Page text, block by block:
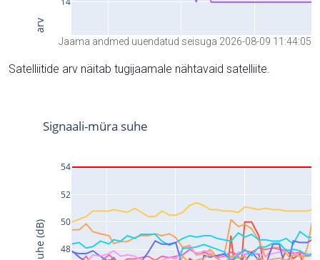
Jaama andmed uuendatud seisuga 2026-08-09 11:44:05
Satelliitide arv näitab tugijaamale nähtavaid satelliite.